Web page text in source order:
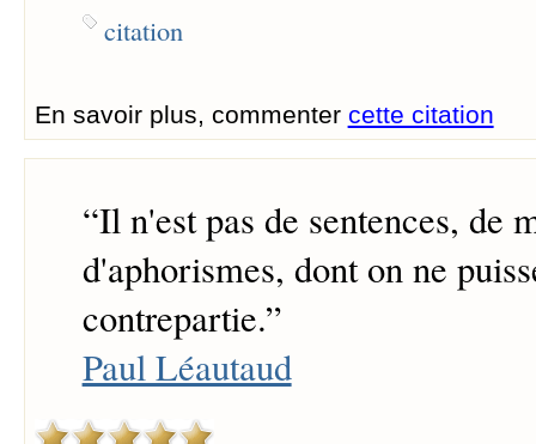
citation
En savoir plus, commenter cette citation
“Il n'est pas de sentences, de
d'aphorismes, dont on ne
contrepartie.”
Paul Léautaud